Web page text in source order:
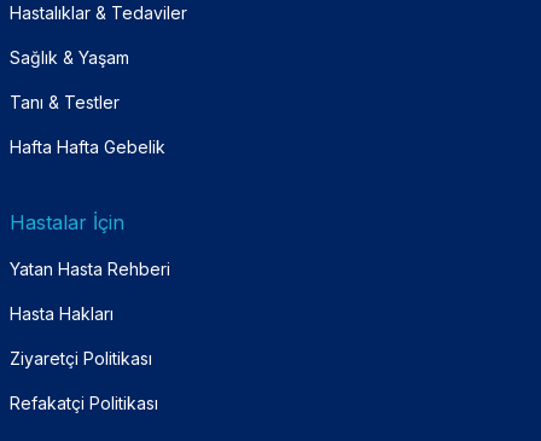
Hastalıklar & Tedaviler
Sağlık & Yaşam
Tanı & Testler
Hafta Hafta Gebelik
Hastalar İçin
Yatan Hasta Rehberi
Hasta Hakları
Ziyaretçi Politikası
Refakatçi Politikası